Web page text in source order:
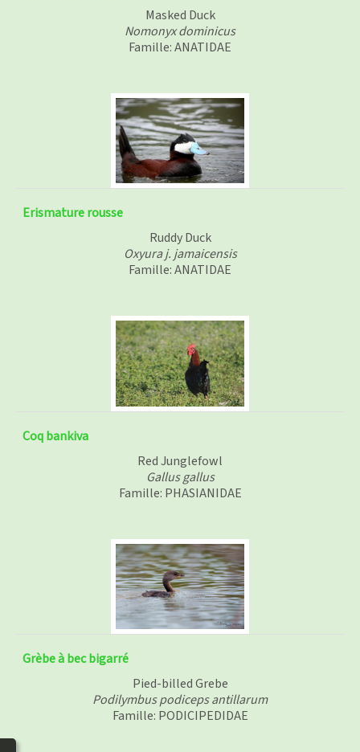
Masked Duck
Nomonyx dominicus
Famille: ANATIDAE
Erismature rousse
Ruddy Duck
Oxyura j. jamaicensis
Famille: ANATIDAE
Coq bankiva
Red Junglefowl
Gallus gallus
Famille: PHASIANIDAE
Grèbe à bec bigarré
Pied-billed Grebe
Podilymbus podiceps antillarum
Famille: PODICIPEDIDAE